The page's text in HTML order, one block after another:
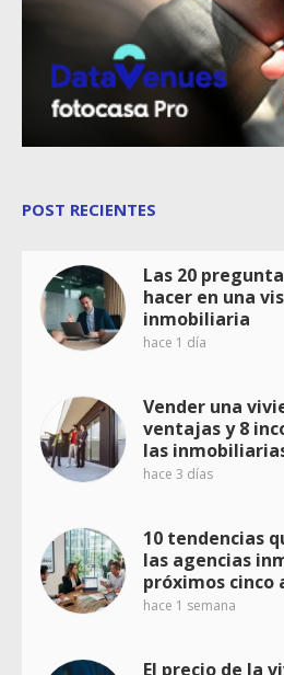
POST RECIENTES
Las 20
hacer en una
inmobiliaria
hace 1 día
Vender una
ventajas y 8
las
hace 3 días
10 tendencias
las agencias
próximos cinco
hace 1 semana
El precio de la